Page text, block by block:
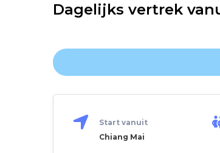
Dagelijks vertrek
Start vanuit
Chiang Mai